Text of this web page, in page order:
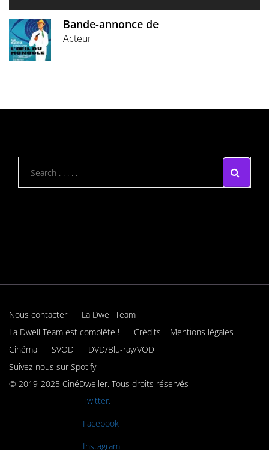
Bande-annonce de
Acteur
Nous contacter
La Dwell Team
La Dwell Team est complète !
Crédits – Mentions légales
Cinéma
SVOD
DVD/Blu-ray/VOD
Suivez-nous sur Spotify
© 2019-2025 CinéDweller. Tous droits réservés
Twitter.
Facebook
Instagram